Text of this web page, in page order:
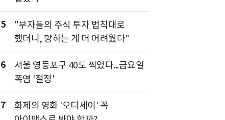
5
"부자들의 주식 투자 법칙대로
했더니, 망하는 게 더 어려웠다"
6
서울 영등포구 40도 찍었다...금요일
폭염 '절정'
7
화제의 영화 '오디세이' 꼭